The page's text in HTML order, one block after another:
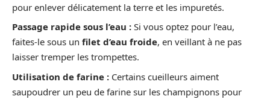
pour enlever délicatement la terre et les impuretés.
Passage rapide sous l’eau : Si vous optez pour l’eau,
faites-le sous un filet d’eau froide, en veillant à ne pas
laisser tremper les trompettes.
Utilisation de farine : Certains cueilleurs aiment
saupoudrer un peu de farine sur les champignons pour